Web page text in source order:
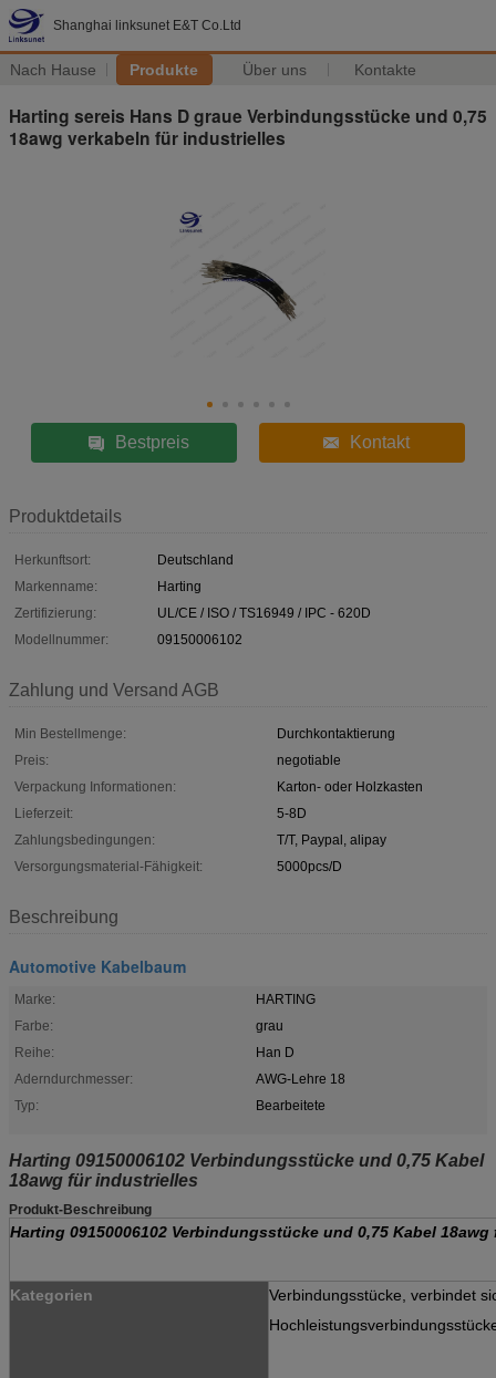
Shanghai linksunet E&T Co.Ltd
Nach Hause Produkte Über uns Kontakte
Harting sereis Hans D graue Verbindungsstücke und 0,75
18awg verkabeln für industrielles
Bestpreis Kontakt
Produktdetails
Herkunftsort:
Deutschland
Markenname:
Harting
Zertifizierung:
UL/CE / ISO / TS16949 / IPC - 620D
Modellnummer:
09150006102
Zahlung und Versand AGB
Min Bestellmenge:
Durchkontaktierung
Preis:
negotiable
Verpackung Informationen:
Karton- oder Holzkasten
Lieferzeit:
5-8D
Zahlungsbedingungen:
T/T, Paypal, alipay
Versorgungsmaterial-Fähigkeit:
5000pcs/D
Beschreibung
Automotive Kabelbaum
Marke:
HARTING
Farbe:
grau
Reihe:
Han D
Aderndurchmesser:
AWG-Lehre 18
Typ:
Bearbeitete
Harting 09150006102 Verbindungsstücke und 0,75 Kabel
18awg für industrielles
Produkt-Beschreibung
Harting 09150006102 Verbindungsstücke und 0,75 Kabel
Kategorien
Verbindungsstücke, verbindet